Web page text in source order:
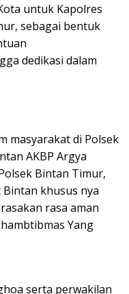
untuk Kapolres
sebagai bentuk
dedikasi dalam
masyarakat di Polsek
AKBP Argya
Bintan Timur,
khusus nya
rasa aman
Yang
serta perwakilan